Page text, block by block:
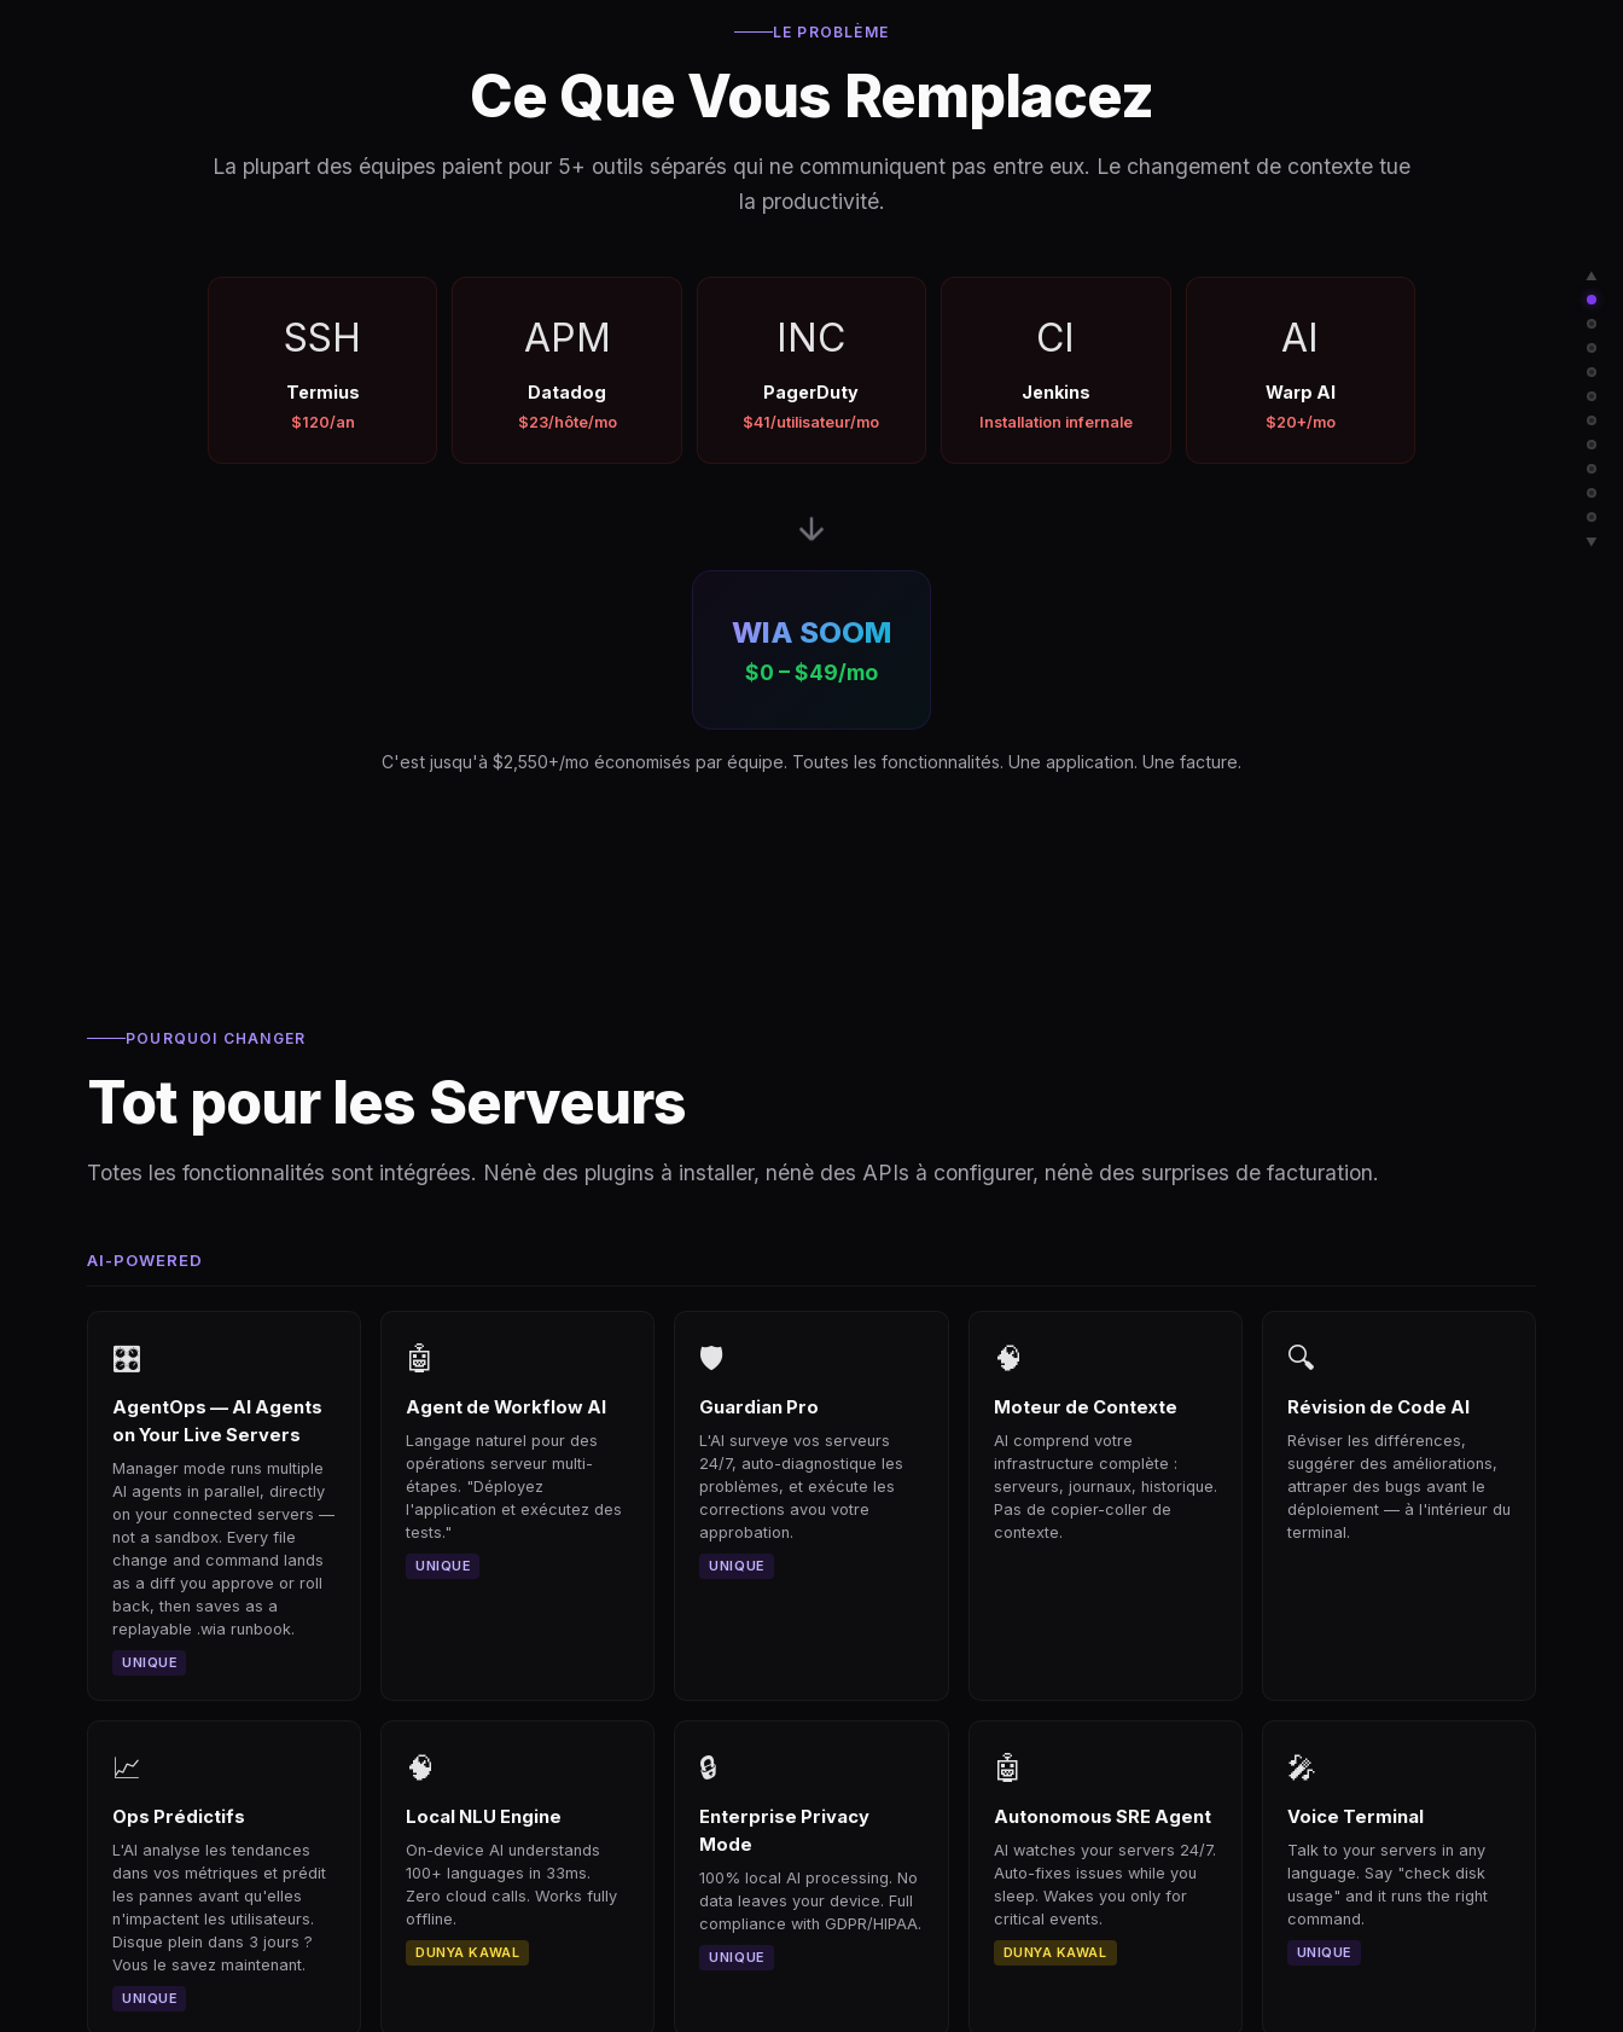
LE PROBLÈME
Ce Que Vous Remplacez
La plupart des équipes paient pour 5+ outils séparés qui ne communiquent pas entre eux. Le changement de contexte tue
la productivité.
SSH
Termius
$120/an
APM
Datadog
$23/hôte/mo
INC
PagerDuty
$41/utilisateur/mo
CI
Jenkins
Installation infernale
AI
Warp AI
$20+/mo
WIA SOOM
$0 – $49/mo
C'est jusqu'à $2,550+/mo économisés par équipe. Toutes les fonctionnalités. Une application. Une facture.
POURQUOI CHANGER
Tot pour les Serveurs
Totes les fonctionnalités sont intégrées. Nénè des plugins à installer, nénè des APIs à configurer, nénè des surprises de facturation.
AI-POWERED
🎛
AgentOps — AI Agents
on Your Live Servers
Manager mode runs multiple
AI agents in parallel, directly
on your connected servers —
not a sandbox. Every file
change and command lands
as a diff you approve or roll
back, then saves as a
replayable .wia runbook.
UNIQUE
🤖
Agent de Workflow AI
Langage naturel pour des
opérations serveur multi-
étapes. "Déployez
l'application et exécutez des
tests."
UNIQUE
🛡
Guardian Pro
L'AI surveye vos serveurs
24/7, auto-diagnostique les
problèmes, et exécute les
corrections avou votre
approbation.
UNIQUE
🧠
Moteur de Contexte
AI comprend votre
infrastructure complète :
serveurs, journaux, historique.
Pas de copier-coller de
contexte.
🔍
Révision de Code AI
Réviser les différences,
suggérer des améliorations,
attraper des bugs avant le
déploiement — à l'intérieur du
terminal.
📈
Ops Prédictifs
L'AI analyse les tendances
dans vos métriques et prédit
les pannes avant qu'elles
n'impactent les utilisateurs.
Disque plein dans 3 jours ?
Vous le savez maintenant.
UNIQUE
🧠
Local NLU Engine
On-device AI understands
100+ languages in 33ms.
Zero cloud calls. Works fully
offline.
DUNYA KAWAL
🔒
Enterprise Privacy
Mode
100% local AI processing. No
data leaves your device. Full
compliance with GDPR/HIPAA.
UNIQUE
🤖
Autonomous SRE Agent
AI watches your servers 24/7.
Auto-fixes issues while you
sleep. Wakes you only for
critical events.
DUNYA KAWAL
🎤
Voice Terminal
Talk to your servers in any
language. Say "check disk
usage" and it runs the right
command.
UNIQUE
▲
▼